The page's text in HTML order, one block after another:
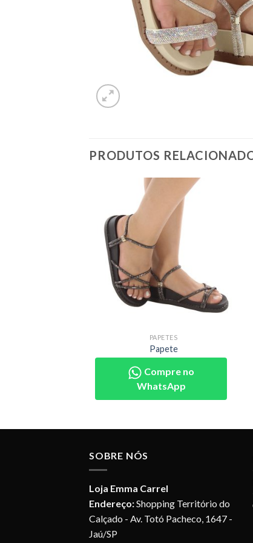
PRODUTOS
PAPETES
Papete
Compre no
WhatsApp
SOBRE NÓS
Loja Emma Carrel
Endereço:Shopping Território do
Calçado - Av. Totó Pacheco, 1647 -
Jaú/SP